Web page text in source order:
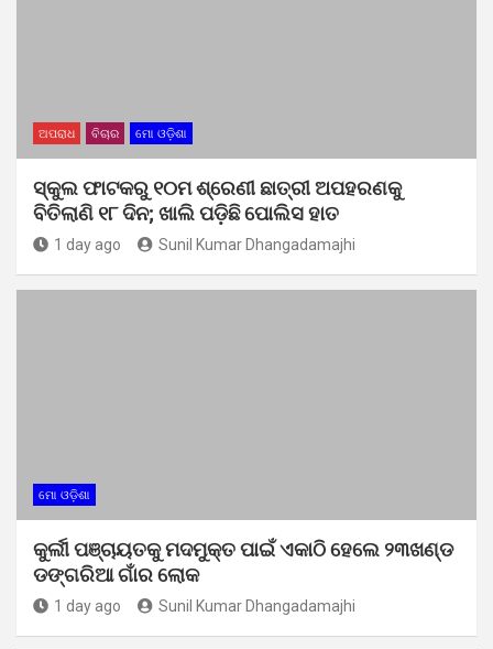
ଅପରାଧ ବିଚାର ମୋ ଓଡ଼ିଶା
ସ୍କୁଲ ଫାଟକରୁ ୧୦ମ ଶ୍ରେଣୀ ଛାତ୍ରୀ ଅପହରଣକୁ
ବିତିଲାଣି ୧୮ ଦିନ; ଖାଲି ପଡ଼ିଛି ପୋଲିସ ହାତ
1 day ago Sunil Kumar Dhangadamajhi
ମୋ ଓଡ଼ିଶା
କୁର୍ଲୀ ପଞ୍ଚାୟତକୁ ମଦମୁକ୍ତ ପାଇଁ ଏକାଠି ହେଲେ ୨୩ଖଣ୍ଡ
ଡଙ୍ଗରିଆ ଗାଁର ଲୋକ
1 day ago Sunil Kumar Dhangadamajhi